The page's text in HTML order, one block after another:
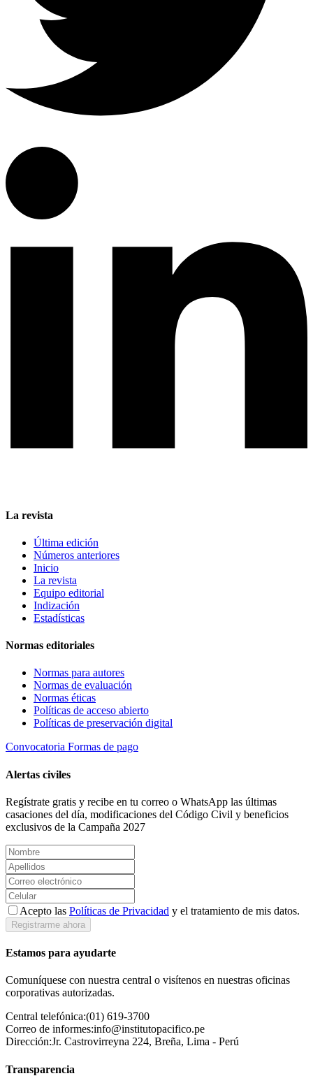
La revista
Última edición
Números anteriores
Inicio
La revista
Equipo editorial
Indización
Estadísticas
Normas editoriales
Normas para autores
Normas de evaluación
Normas éticas
Políticas de acceso abierto
Políticas de preservación digital
Convocatoria Formas de pago
Alertas civiles
Regístrate gratis y recibe en tu correo o WhatsApp las últimas
casaciones del día, modificaciones del Código Civil y beneficios
exclusivos de la Campaña 2027
Acepto las Políticas de Privacidad y el tratamiento de mis datos.
Registrarme ahora
Estamos para ayudarte
Comuníquese con nuestra central o visítenos en nuestras oficinas
corporativas autorizadas.
Central telefónica:(01) 619-3700
Correo de informes:info@institutopacifico.pe
Dirección:Jr. Castrovirreyna 224, Breña, Lima - Perú
Transparencia